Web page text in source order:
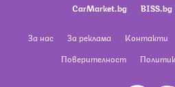
CarMarket.bg
BISS.bg
За нас За реклама Контакти
Поверителност